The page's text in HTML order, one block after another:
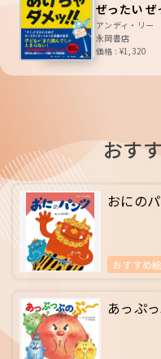
ぜったい ぜ
アンディ・リー
永岡書店
価格 : ¥1,320
おす
おにの
おすすめ
あっぷ